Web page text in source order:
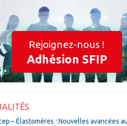
Rejoignez-nous !
Adhésion SFIP
– Élastomères : Nouvelles avancées